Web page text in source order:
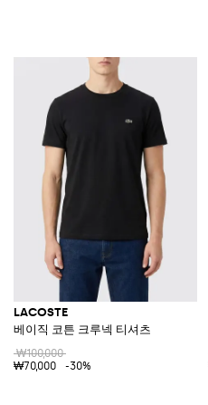
LACOSTE
베이직 코튼 크루넥 티셔츠
₩100,000
₩70,000
-30%